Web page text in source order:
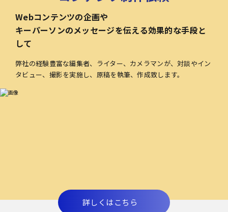
Webコンテンツの企画や
キーパーソンのメッセージを伝える効果的な手段と
して
弊社の経験豊富な編集者、ライター、カメラマンが、対談やイン
タビュー、撮影を実施し、原稿を執筆、作成致します。
詳しくはこちら